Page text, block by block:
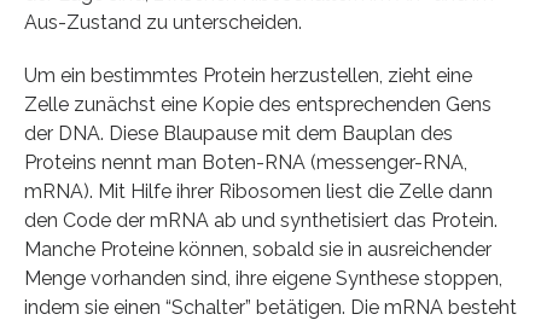
Aus-Zustand zu unterscheiden.
Um ein bestimmtes Protein herzustellen, zieht eine
Zelle zunächst eine Kopie des entsprechenden Gens
der DNA. Diese Blaupause mit dem Bauplan des
Proteins nennt man Boten-RNA (messenger-RNA,
mRNA). Mit Hilfe ihrer Ribosomen liest die Zelle dann
den Code der mRNA ab und synthetisiert das Protein.
Manche Proteine können, sobald sie in ausreichender
Menge vorhanden sind, ihre eigene Synthese stoppen,
indem sie einen “Schalter” betätigen. Die mRNA besteht